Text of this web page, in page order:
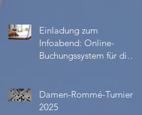
Einladung zum
Infoabend: Online-
Buchungssystem für die
Damen-Rommé-Turnier
2025